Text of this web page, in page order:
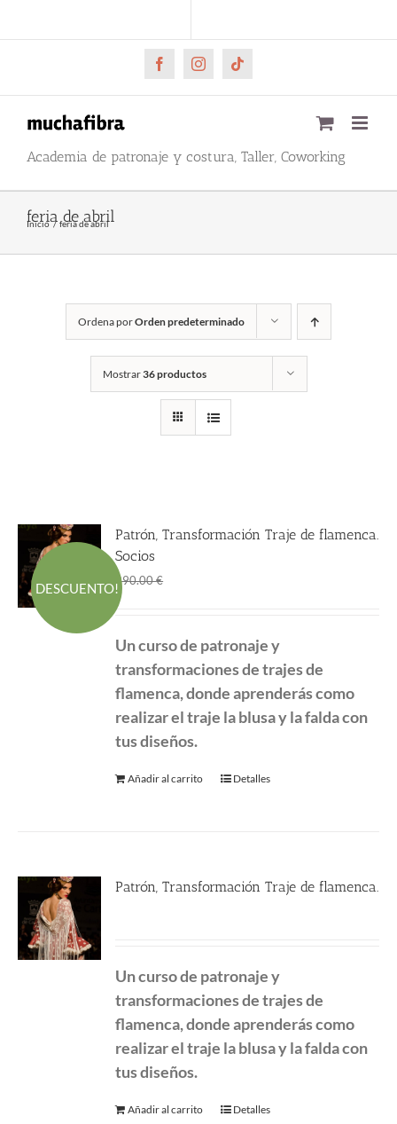
al
FacebookInstagramTiktok
Academia de patronaje y costura, Taller, Coworking
feria de abril
Inicio feria de abril
Ordena porOrden predeterminado
Mostrar36 productos
DESCUENTO!
Patrón, Transformación Traje de flamenca.
Socios
290.00€
era:
290.00 €.
es:
190.00 €.
Un curso de patronaje y
transformaciones detrajes de
flamenca, donde aprenderás como
realizar el traje la blusa y la falda con
tus diseños.
Añadir al carrito Detalles
Patrón, Transformación Traje de flamenca.
Un curso de patronaje y
transformaciones detrajes de
flamenca, donde aprenderás como
realizar el traje la blusa y la falda con
tus diseños.
Añadir al carrito Detalles